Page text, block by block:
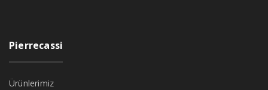
Pierrecassi
Ürünlerimiz